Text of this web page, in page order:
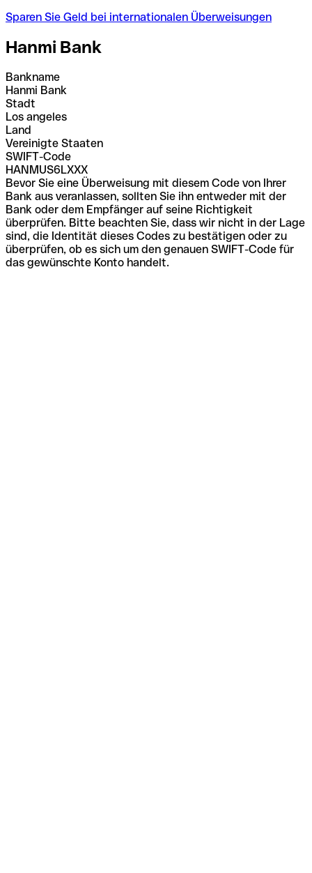
Sparen Sie Geld bei internationalen Überweisungen
Hanmi Bank
Bankname
Hanmi Bank
Stadt
Los angeles
Land
Vereinigte Staaten
SWIFT-Code
HANMUS6LXXX
Bevor Sie eine Überweisung mit diesem Code von Ihrer
Bank aus veranlassen, sollten Sie ihn entweder mit der
Bank oder dem Empfänger auf seine Richtigkeit
überprüfen. Bitte beachten Sie, dass wir nicht in der Lage
sind, die Identität dieses Codes zu bestätigen oder zu
überprüfen, ob es sich um den genauen SWIFT-Code für
das gewünschte Konto handelt.